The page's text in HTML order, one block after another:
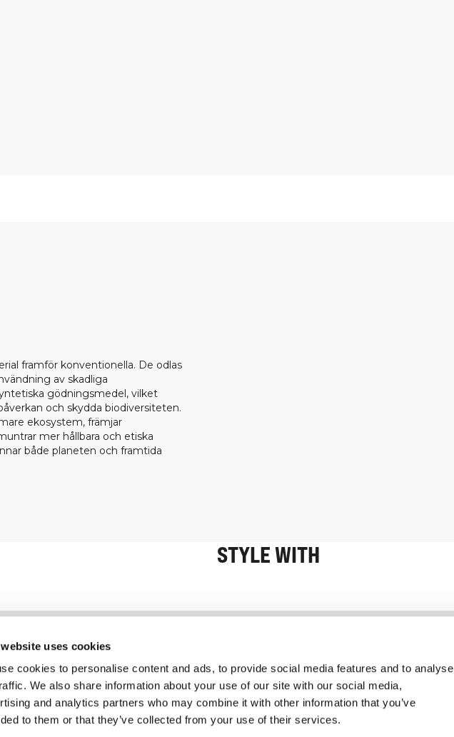
uses cookies
cookies to personalise content and ads, to provide social media features and to analyse
We also share information about your use of our site with our social media,
and analytics partners who may combine it with other information that you’ve
to them or that they’ve collected from your use of their services.
framför konventionella. De odlas
av skadliga
gödningsmedel, vilket
och skydda biodiversiteten.
ekosystem, främjar
mer hållbara och etiska
både planeten och framtida
STYLE WITH